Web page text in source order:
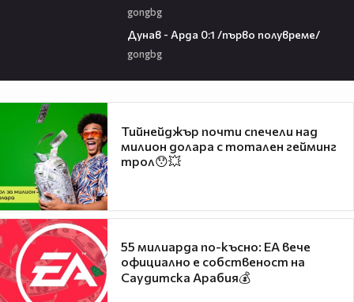
gongbg
Дунав - Арда 0:1 /първо полувреме/
gongbg
Тийнейджър почти спечели над
милион долара с тотален гейминг
трол😯💥
55 милиарда по-късно: EA вече
официално е собственост на
Саудитска Арабия💰